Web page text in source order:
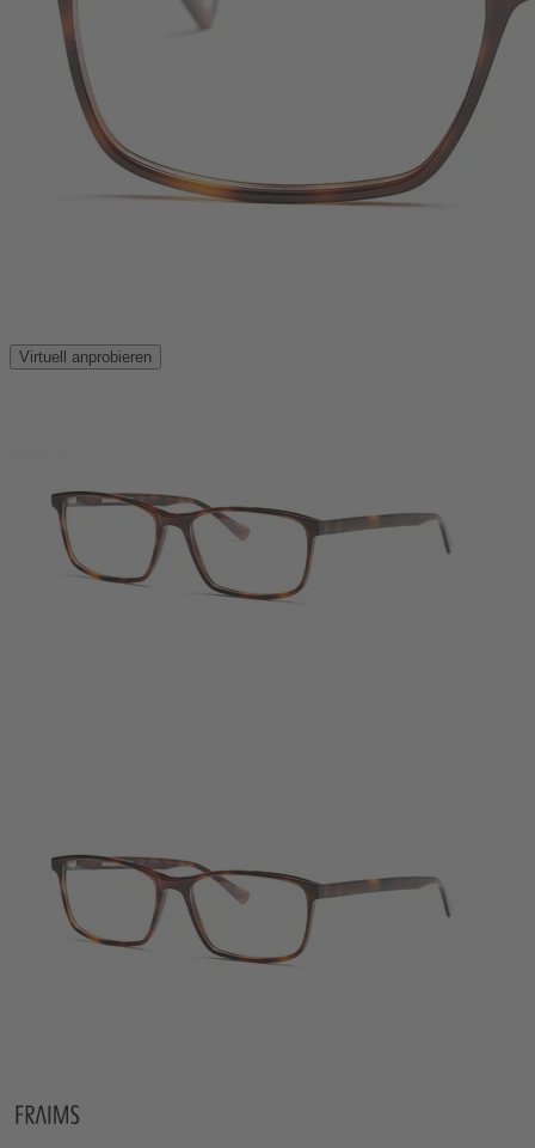
Virtuell anprobieren